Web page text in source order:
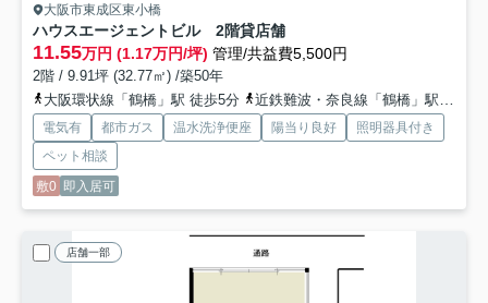
大阪市東成区東小橋
ハウスエージェントビル 2階貸店舗
11.55万円 (1.17万円/坪) 管理/共益費5,500円
2階 / 9.91坪 (32.77㎡) /築50年
大阪環状線「鶴橋」駅 徒歩5分
近鉄難波・奈良線「鶴橋」駅 徒歩5分
電気有 都市ガス 温水洗浄便座 陽当り良好
照明器具付き
ペット相談
敷0 即入居可
店舗一部